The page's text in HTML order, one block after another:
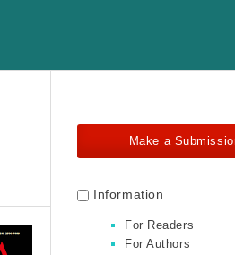
Make a
Information
For Readers
For Authors